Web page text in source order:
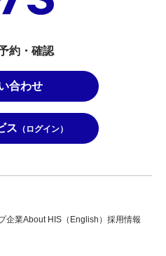
約・確認
合わせ
ス （ログイン）
企業About HIS（English） 採用情報